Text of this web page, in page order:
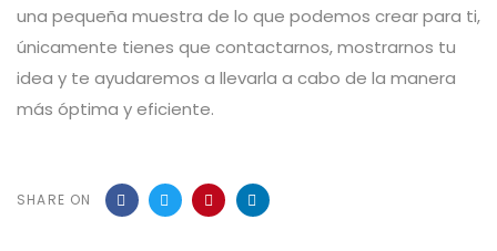
una pequeña muestra de lo que podemos crear para ti,
únicamente tienes que contactarnos, mostrarnos tu
idea y te ayudaremos a llevarla a cabo de la manera
más óptima y eficiente.
SHARE ON